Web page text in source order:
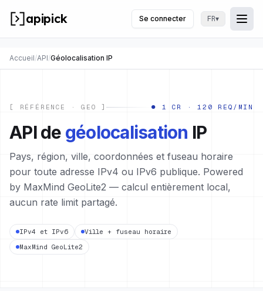
apipick Se connecter FR▾
Accueil/API/Géolocalisation IP
[ RÉFÉRENCE · GEO ] ● 1 CR · 120 REQ/MIN
API de géolocalisation IP
Pays, région, ville, coordonnées et fuseau horaire
pour toute adresse IPv4 ou IPv6 publique. Powered
by MaxMind GeoLite2 — calcul entièrement local,
aucun rate limit partagé.
IPv4 et IPv6 Ville + fuseau horaire
MaxMind GeoLite2